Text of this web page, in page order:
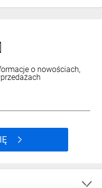
o nowościach,